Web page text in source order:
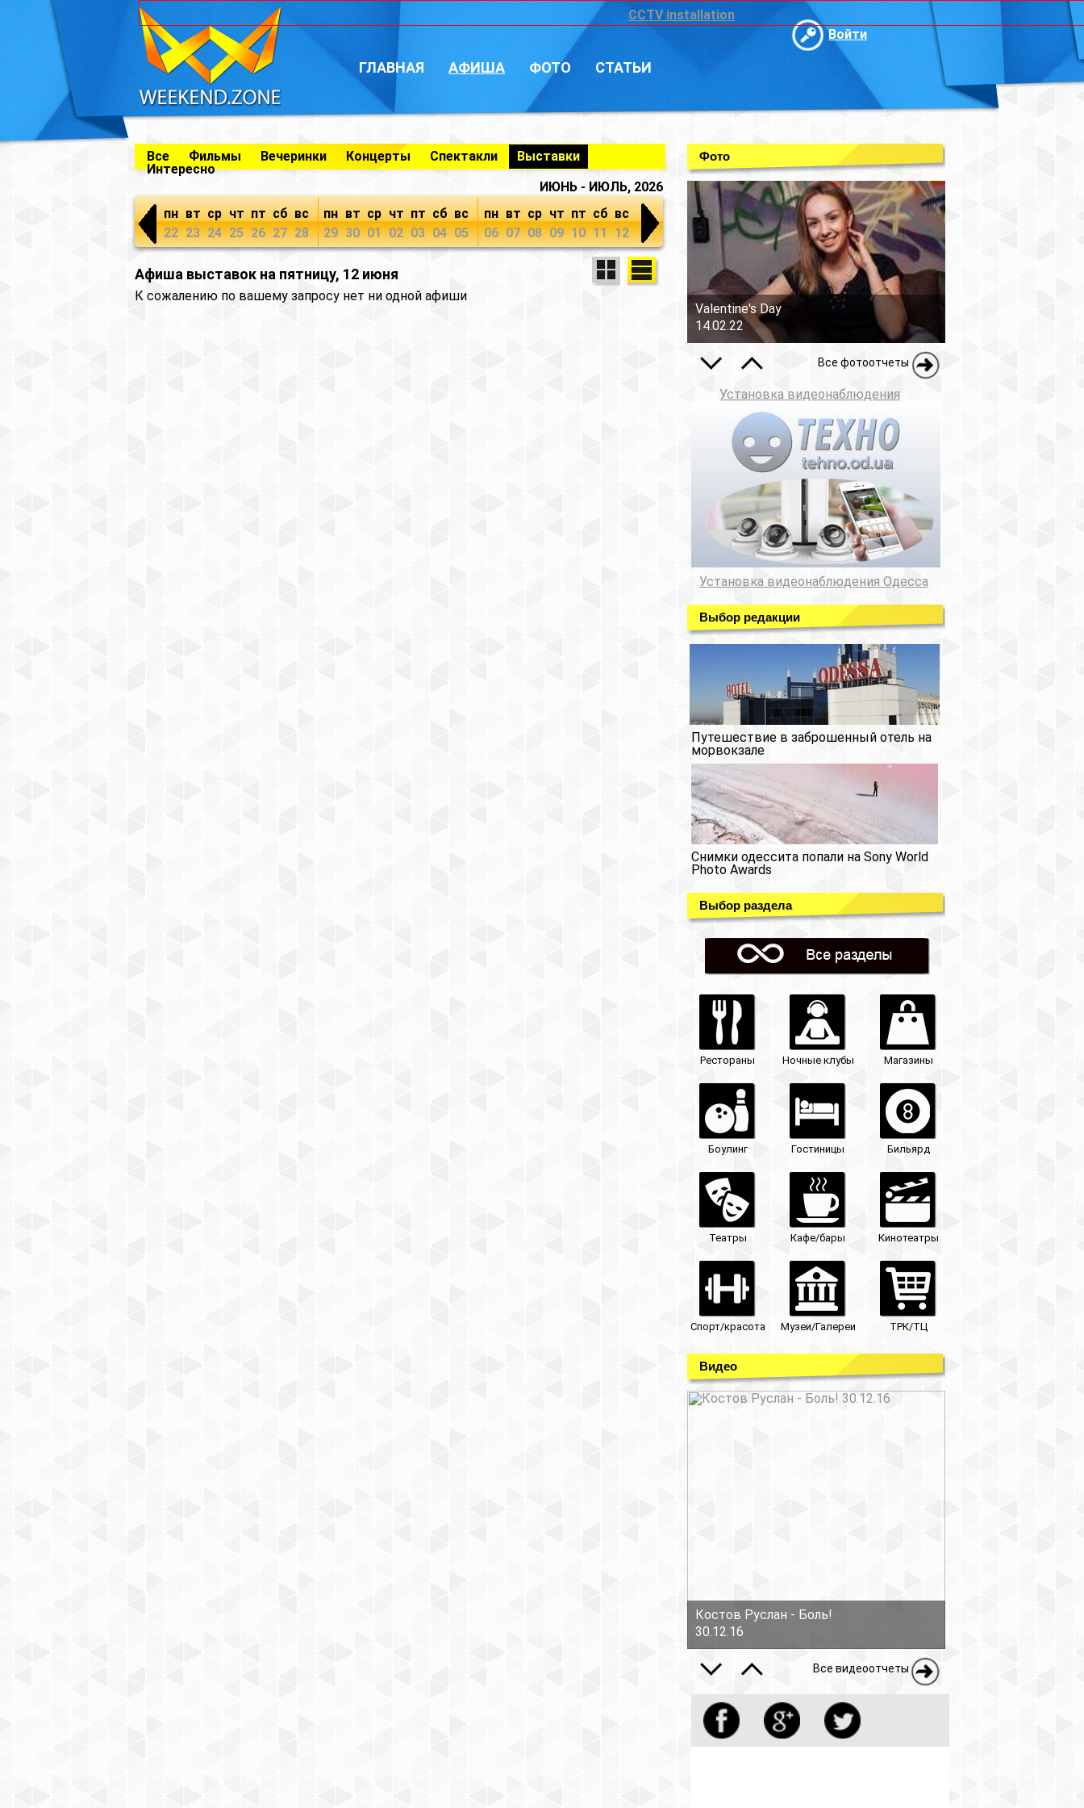
CCTV installation
Войти
ГЛАВНАЯ АФИША ФОТО СТАТЬИ
Все Фильмы Вечеринки Концерты Спектакли
Выставки
Интересно
ИЮНЬ - ИЮЛЬ, 2026
пн
22
вт
23
ср
24
чт
25
пт
26
сб
27
вс
28
пн
29
вт
30
ср
01
чт
02
пт
03
сб
04
вс
05
пн
06
вт
07
ср
08
чт
09
пт
10
сб
11
вс
12
Афиша выставок на пятницу, 12 июня
К сожалению по вашему запросу нет ни одной афиши
Фото
Valentine's Day
14.02.22
Все фотоотчеты
Установка видеонаблюдения
Установка видеонаблюдения Одесса
Выбор редакции
Путешествие в заброшенный отель на
морвокзале
Снимки одессита попали на Sony World
Photo Awards
Выбор раздела
Рестораны Ночные клубы Магазины
Боулинг Гостиницы Бильярд
Театры Кафе/бары Кинотеатры
Спорт/красота Музеи/Галереи ТРК/ТЦ
Видео
Костов Руслан - Боль!
30.12.16
Все видеоотчеты